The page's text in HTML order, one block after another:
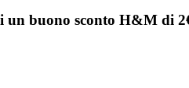
un buono sconto H&M di